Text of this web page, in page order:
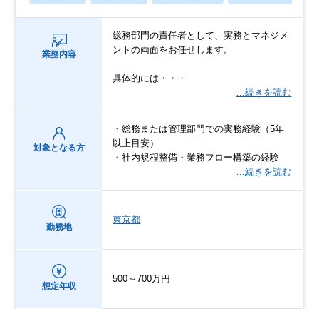
業務内容
総務部門の責任者として、実務とマネジメ
ントの両面をお任せします。
具体的には・・・
…続きを読む
対象となる方
・総務または管理部門での実務経験（5年
以上目安）
・社内規程整備・業務フロー構築の経験
…続きを読む
勤務地
東京都
想定年収
500～700万円